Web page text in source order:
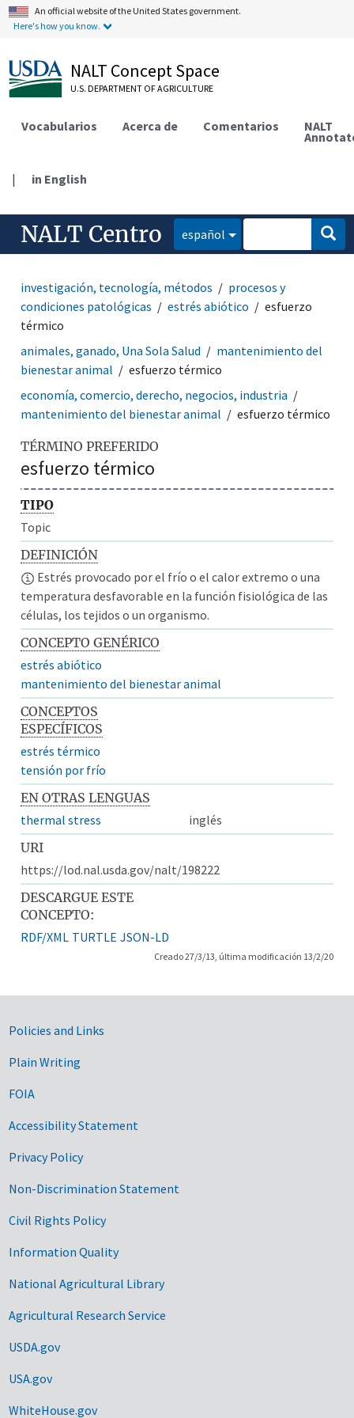
An official website of the United States government.
Here's how you know.
NALT Concept Space
U.S. DEPARTMENT OF AGRICULTURE
Vocabularios Acerca de Comentarios NALT
| in English
NALT Centro español
investigación, tecnología, métodos
procesos y
condiciones patológicas
estrés abiótico
esfuerzo
térmico
animales, ganado, Una Sola Salud
mantenimiento del
bienestar animal
esfuerzo térmico
economía, comercio, derecho, negocios, industria
mantenimiento del bienestar animal
esfuerzo térmico
TÉRMINO PREFERIDO
esfuerzo térmico
TIPO
Topic
DEFINICIÓN
Estrés provocado por el frío o el calor extremo o una
temperatura desfavorable en la función fisiológica de las
células, los tejidos o un organismo.
CONCEPTO GENÉRICO
estrés abiótico
mantenimiento del bienestar animal
CONCEPTOS
ESPECÍFICOS
estrés térmico
tensión por frío
EN OTRAS LENGUAS
thermal stress
inglés
URI
https://lod.nal.usda.gov/nalt/198222
DESCARGUE ESTE
CONCEPTO:
RDF/XML TURTLE JSON-LD
Creado 27/3/13, última modificación 13/2/20
Government Links
Policies and Links
Plain Writing
FOIA
Accessibility Statement
Privacy Policy
Non-Discrimination Statement
Civil Rights Policy
Information Quality
National Agricultural Library
Agricultural Research Service
USDA.gov
USA.gov
WhiteHouse.gov